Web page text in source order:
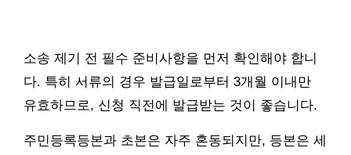
소송 제기 전 필수 준비사항을 먼저 확인해야 합니
다. 특히 서류의 경우 발급일로부터 3개월 이내만
유효하므로, 신청 직전에 발급받는 것이 좋습니다.
주민등록등본과 초본은 자주 혼동되지만, 등본은 세